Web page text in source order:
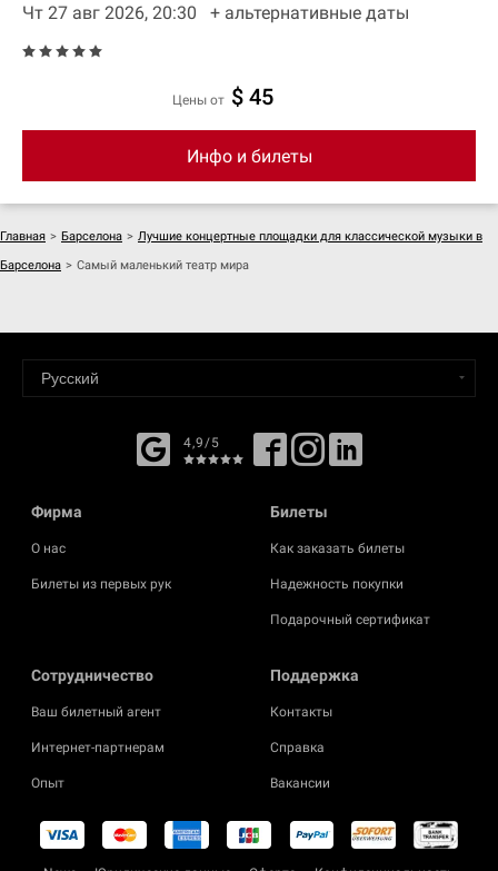
Чт 27 авг 2026, 20:30
+ aльтернативные даты
цены от $ 45
Инфо и билеты
Главная > Барселона > Лучшие концертные площадки для классической музыки в
Барселона > Самый маленький театр мира
4,9/5
Фирма
О нас
Билеты из первых рук
Билеты
Как заказать билеты
Надежность покупки
Подарочный сертификат
Cотрудничество
Ваш билетный агент
Интернет-партнерам
Опыт
Поддержка
Контакты
Справка
Вакансии